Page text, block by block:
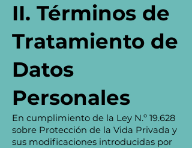
II. Términos de
Tratamiento de
Datos
Personales
En cumplimiento de la Ley N.º 19.628
sobre Protección de la Vida Privada y
sus modificaciones introducidas por